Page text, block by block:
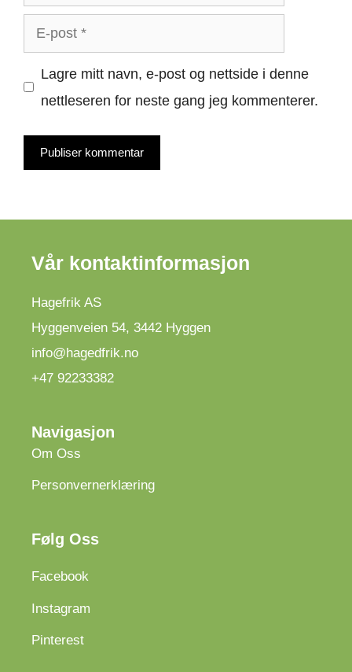
post
Lagre mitt navn, e-post og nettside i denne
nettleseren for neste gang jeg kommenterer.
Vår kontaktinformasjon
Hagefrik AS
Hyggenveien 54, 3442 Hyggen
info@hagedfrik.no
+47 92233382
Navigasjon
Om Oss
Personvernerklæring
Følg Oss
Facebook
Instagram
Pinterest